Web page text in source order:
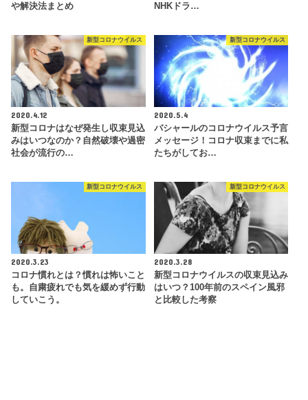
や解決法まとめ
NHKドラ…
新型コロナウイルス
2020.4.12
新型コロナはなぜ発生し収束見込
みはいつなのか？自然破壊や過密
社会が流行の…
新型コロナウイルス
2020.5.4
バシャールのコロナウイルス予言
メッセージ！コロナ収束までに私
たちがしてお…
新型コロナウイルス
2020.3.23
コロナ慣れとは？慣れは怖いこと
も。自粛疲れでも気を緩めず行動
していこう。
新型コロナウイルス
2020.3.28
新型コロナウイルスの収束見込み
はいつ？100年前のスペイン風邪
と比較した考察